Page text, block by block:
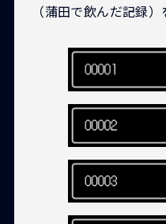
（蒲田で飲んだ記録）